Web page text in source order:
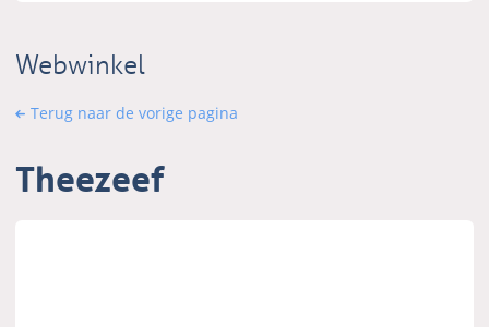
Webwinkel
Terug naar de vorige pagina
Theezeef